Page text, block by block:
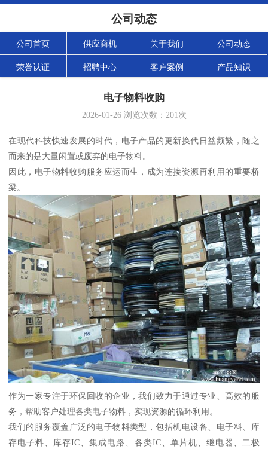
公司动态
公司首页 供应商机 关于我们 公司动态
荣誉认证 招聘中心 客户案例 产品知识
电子物料收购
2026-01-26浏览次数： 201次
在现代科技快速发展的时代，电子产品的更新换代日益频繁，随之
而来的是大量闲置或废弃的电子物料。
因此，电子物料收购服务应运而生，成为连接资源再利用的重要桥
梁。
作为一家专注于环保回收的企业，我们致力于通过专业、高效的服
务，帮助客户处理各类电子物料，实现资源的循环利用。
我们的服务覆盖广泛的电子物料类型，包括机电设备、电子料、库
存电子料、库存IC、集成电路、各类IC、单片机、继电器、二极